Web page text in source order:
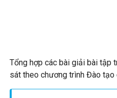
Tổng hợp các bài giải bài tập
sát theo chương trình Đào tạo